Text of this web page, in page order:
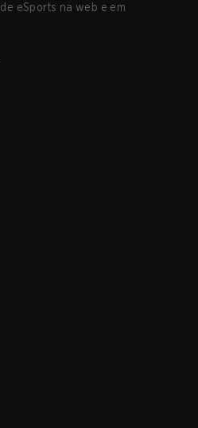
eSports na web e em